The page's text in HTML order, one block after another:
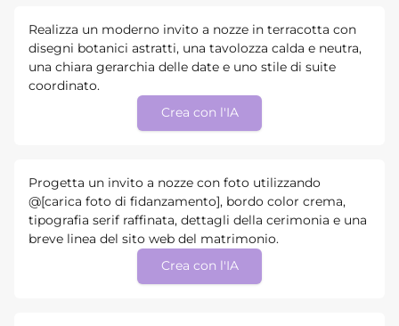
Realizza un moderno invito a nozze in terracotta con
disegni botanici astratti, una tavolozza calda e neutra,
una chiara gerarchia delle date e uno stile di suite
coordinato.
Crea con l'IA
Progetta un invito a nozze con foto utilizzando
@[carica foto di fidanzamento], bordo color crema,
tipografia serif raffinata, dettagli della cerimonia e una
breve linea del sito web del matrimonio.
Crea con l'IA